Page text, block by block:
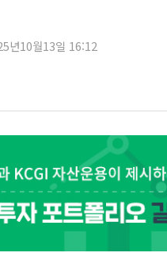
년10월13일 16:12